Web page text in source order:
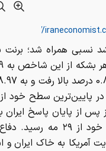
نسبی همراه شد؛ برنت
از پایان پاسخ ایران
رژیم صهیونیستی در لبنان، به پایین‌ترین
به خاک ایران و